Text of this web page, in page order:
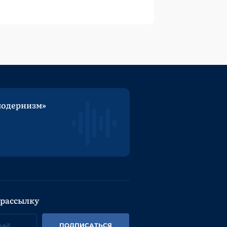
ПОДПИСАТЬСЯ